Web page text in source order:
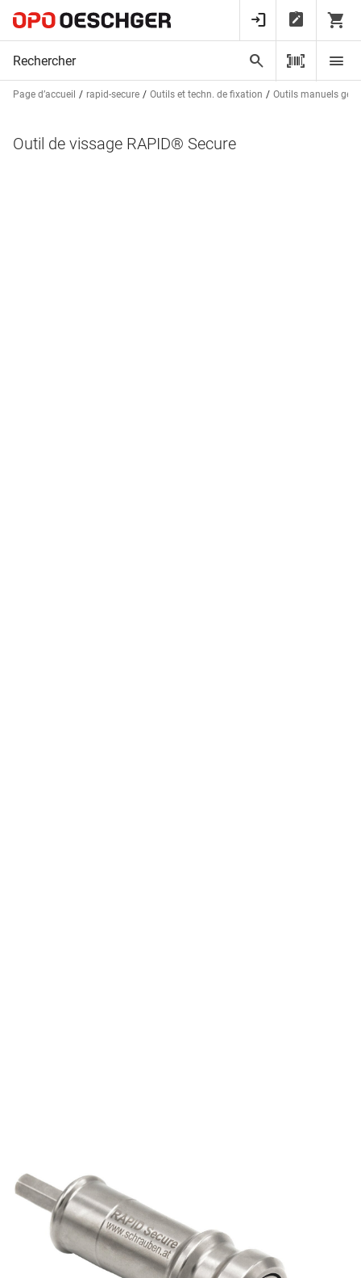
Page d’accueil rapid-secure Outils et techn. de fixation Outils manuels
Outil de vissage RAPID® Secure